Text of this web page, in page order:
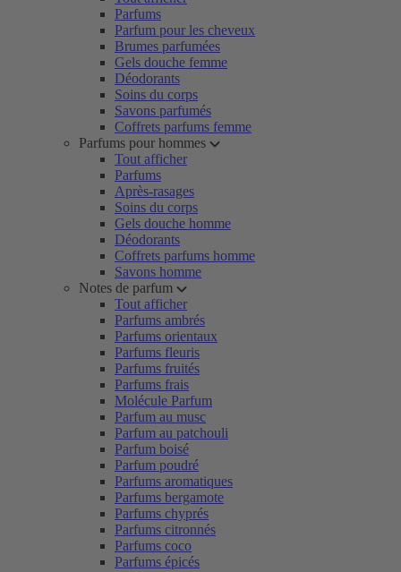
Parfums
Parfum pour les cheveux
Brumes parfumées
Gels douche femme
Déodorants
Soins du corps
Savons parfumés
Coffrets parfums femme
Parfums pour hommes
Tout afficher
Parfums
Après-rasages
Soins du corps
Gels douche homme
Déodorants
Coffrets parfums homme
Savons homme
Notes de parfum
Tout afficher
Parfums ambrés
Parfums orientaux
Parfums fleuris
Parfums fruités
Parfums frais
Molécule Parfum
Parfum au musc
Parfum au patchouli
Parfum boisé
Parfum poudré
Parfums aromatiques
Parfums bergamote
Parfums chyprés
Parfums citronnés
Parfums coco
Parfums épicés